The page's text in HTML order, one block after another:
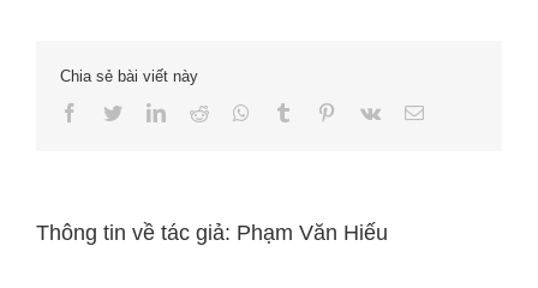
Chia sẻ bài viết này
Facebook
TwitterLinkedIn
Reddit Whatsapp
Tumblr Pinterest
Vk Email
Thông tin về tác giả: Phạm Văn Hiếu